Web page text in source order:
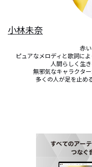
小林未奈
赤
ピュアなメロディと歌詞に
人間らしく生
無邪気なキャラクタ
多くの人が足を止め